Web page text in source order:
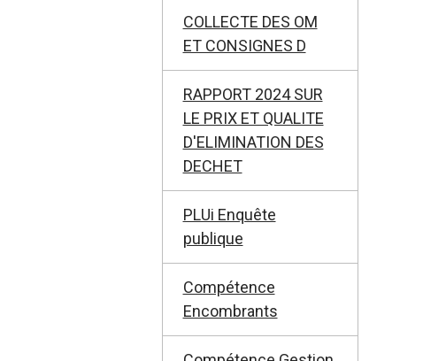
COLLECTE DES OM
ET CONSIGNES D
RAPPORT 2024 SUR
LE PRIX ET QUALITE
D'ELIMINATION DES
DECHET
PLUi Enquête
publique
Compétence
Encombrants